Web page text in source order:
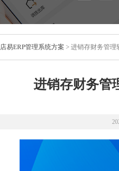
店易ERP管理系统方案 > 进销存财务管理
进销存财务管